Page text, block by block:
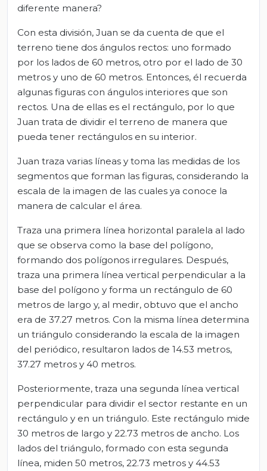
diferente manera?
Con esta división, Juan se da cuenta de que el
terreno tiene dos ángulos rectos: uno formado
por los lados de 60 metros, otro por el lado de 30
metros y uno de 60 metros. Entonces, él recuerda
algunas figuras con ángulos interiores que son
rectos. Una de ellas es el rectángulo, por lo que
Juan trata de dividir el terreno de manera que
pueda tener rectángulos en su interior.
Juan traza varias líneas y toma las medidas de los
segmentos que forman las figuras, considerando la
escala de la imagen de las cuales ya conoce la
manera de calcular el área.
Traza una primera línea horizontal paralela al lado
que se observa como la base del polígono,
formando dos polígonos irregulares. Después,
traza una primera línea vertical perpendicular a la
base del polígono y forma un rectángulo de 60
metros de largo y, al medir, obtuvo que el ancho
era de 37.27 metros. Con la misma línea determina
un triángulo considerando la escala de la imagen
del periódico, resultaron lados de 14.53 metros,
37.27 metros y 40 metros.
Posteriormente, traza una segunda línea vertical
perpendicular para dividir el sector restante en un
rectángulo y en un triángulo. Este rectángulo mide
30 metros de largo y 22.73 metros de ancho. Los
lados del triángulo, formado con esta segunda
línea, miden 50 metros, 22.73 metros y 44.53